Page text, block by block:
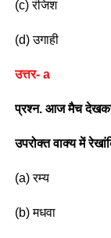
(c) रंजिश
(d) उगाही
उत्तर- a
प्रश्न. आज मैच
उपरोक्त वाक्य में
(a) रम्य
(b) मधवा